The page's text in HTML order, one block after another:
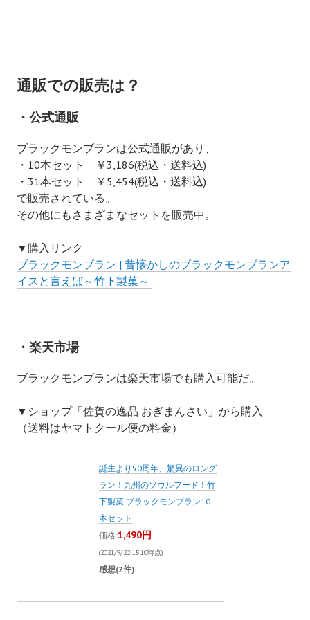
通販での販売は？
・公式通販
ブラックモンブランは公式通販があり、
・10本セット ￥3,186(税込・送料込)
・31本セット ￥5,454(税込・送料込)
で販売されている。
その他にもさまざまなセットを販売中。
▼購入リンク
ブラックモンブラン | 昔懐かしのブラックモンブランア
イスと言えば～竹下製菓～
・楽天市場
ブラックモンブランは楽天市場でも購入可能だ。
▼ショップ「佐賀の逸品 おぎまんさい」から購入
（送料はヤマトクール便の料金）
誕生より50周年、驚異のロング
ラン！九州のソウルフード！竹
下製菓 ブラックモンブラン10
本セット
価格:1,490円
(2021/9/22 15:10時点)
感想(2件)